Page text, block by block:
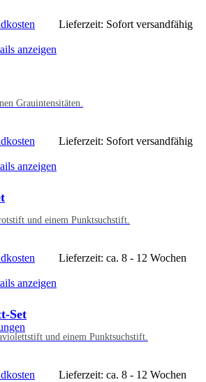
Lieferzeit: Sofort versandfähig
anzeigen
Grauintensitäten.
Lieferzeit: Sofort versandfähig
anzeigen
und einem Punktsuchstift.
Lieferzeit: ca. 8 - 12 Wochen
anzeigen
Set
und einem Punktsuchstift.
Lieferzeit: ca. 8 - 12 Wochen